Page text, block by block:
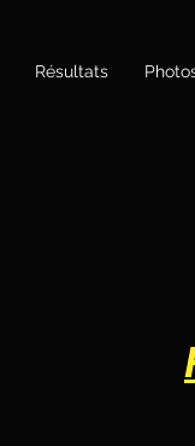
Résultats